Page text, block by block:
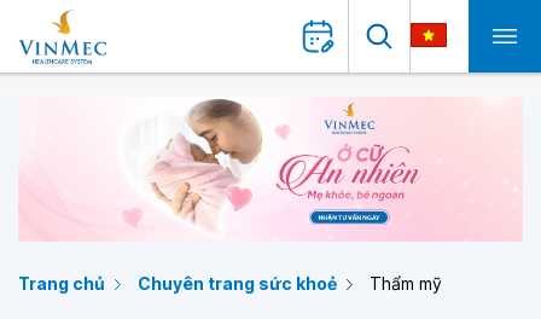
Trang chủ Chuyên trang sức khoẻ Thẩm mỹ